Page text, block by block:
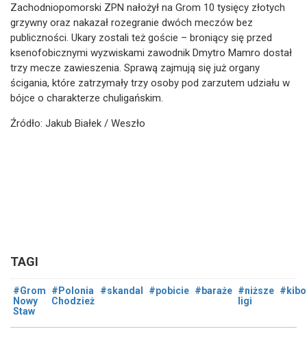
Zachodniopomorski ZPN nałożył na Grom 10 tysięcy złotych
grzywny oraz nakazał rozegranie dwóch meczów bez
publiczności. Ukary zostali też goście – broniący się przed
ksenofobicznymi wyzwiskami zawodnik Dmytro Mamro dostał
trzy mecze zawieszenia. Sprawą zajmują się już organy
ścigania, które zatrzymały trzy osoby pod zarzutem udziału w
bójce o charakterze chuligańskim.
Źródło: Jakub Białek / Weszło
TAGI
#Grom
Nowy
Staw
#Polonia
Chodzież
#skandal #pobicie #baraże #niższe
ligi